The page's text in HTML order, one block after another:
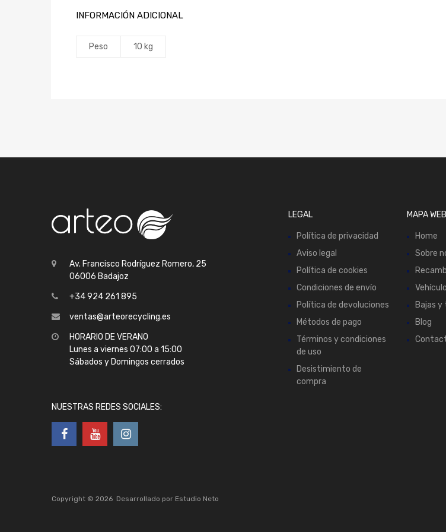
INFORMACIÓN ADICIONAL
Peso 10 kg
Av. Francisco Rodríguez Romero, 25
06006 Badajoz
+34 924 261 895
ventas@arteorecycling.es
HORARIO DE VERANO
Lunes a viernes 07:00 a 15:00
Sábados y Domingos cerrados
NUESTRAS REDES SOCIALES:
LEGAL
Política de privacidad
Aviso legal
Política de cookies
Condiciones de envío
Política de devoluciones
Métodos de pago
Términos y condiciones
de uso
Desistimiento de
compra
MAPA WEB
Home
Sobre
Bajas y
Blog
Copyright © 2026 Desarrollado por Estudio Neto